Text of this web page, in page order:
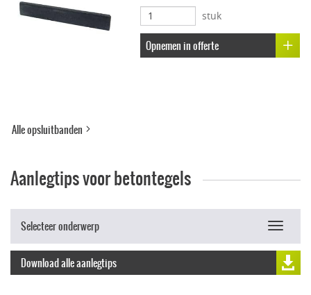
stuk
Opnemen in offerte
Alle opsluitbanden
Aanlegtips voor betontegels
Selecteer onderwerp
Toggle
Download alle aanlegtips